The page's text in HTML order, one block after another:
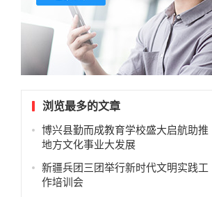
浏览最多的文章
博兴县勤而成教育学校盛大启航助推
地方文化事业大发展
新疆兵团三团举行新时代文明实践工
作培训会